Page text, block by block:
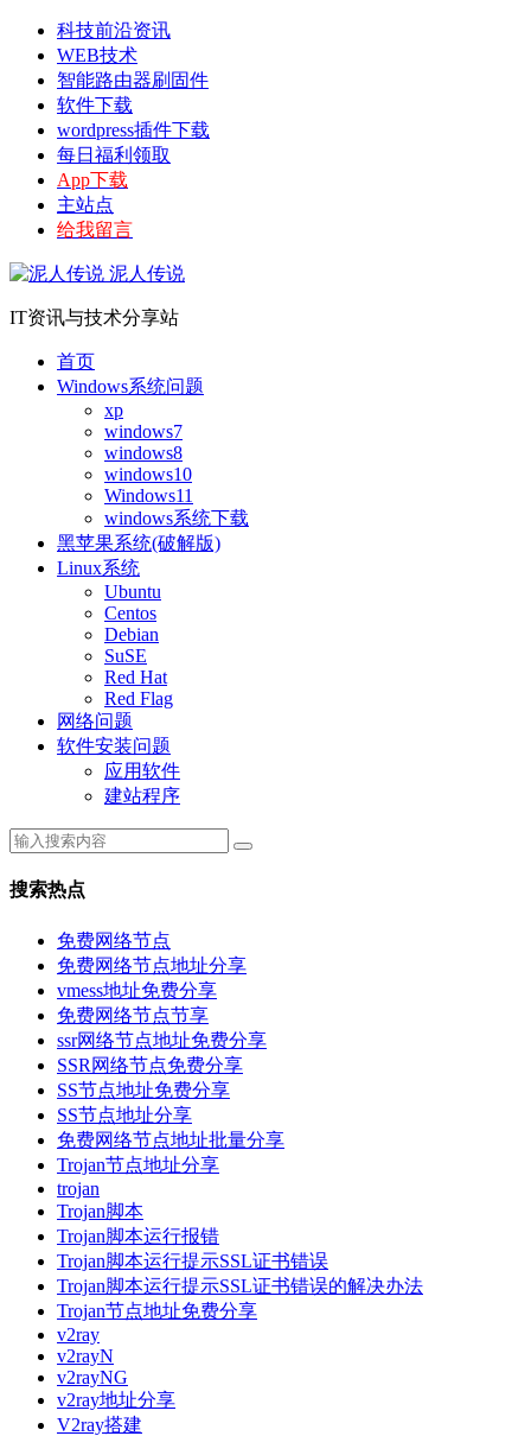
科技前沿资讯
WEB技术
智能路由器刷固件
软件下载
wordpress插件下载
每日福利领取
App下载
主站点
给我留言
泥人传说
IT资讯与技术分享站
首页
Windows系统问题
xp
windows7
windows8
windows10
Windows11
windows系统下载
黑苹果系统(破解版)
Linux系统
Ubuntu
Centos
Debian
SuSE
Red Hat
Red Flag
网络问题
软件安装问题
应用软件
建站程序
搜索热点
免费网络节点
免费网络节点地址分享
vmess地址免费分享
免费网络节点节享
ssr网络节点地址免费分享
SSR网络节点免费分享
SS节点地址免费分享
SS节点地址分享
免费网络节点地址批量分享
Trojan节点地址分享
trojan
Trojan脚本
Trojan脚本运行报错
Trojan脚本运行提示SSL证书错误
Trojan脚本运行提示SSL证书错误的解决办法
Trojan节点地址免费分享
v2ray
v2rayN
v2rayNG
v2ray地址分享
V2ray搭建